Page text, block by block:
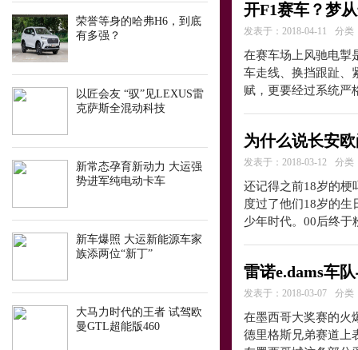
荣誉等身的哈弗H6，到底
有多强？
以匠会友 “驭”见LEXUS雷
克萨斯全混动科技
新常态孕育新动力 大运强
势进军纯电动卡车
新车爆照 大运新能源车家
族添两位“新丁”
大马力时代的王者 试驾欧
曼GTL超能版460
开F1赛车？梦
发表于：2018-04-11 分类
在赛车场上风驰电掣
车走线、换挡跟趾、
赋，更要经过系统严
为什么说长安
发表于：2018-03-12 分类
还记得之前18岁的梗
度过了他们18岁的
少年时代。00后终于
雷诺e.dams车
发表于：2018-03-07 分类
在墨西哥大奖赛的火
德里格斯兄弟赛道上